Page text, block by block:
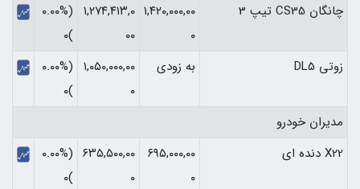
چانگان CS35 تیپ 3
۱,۴۲۰,۰۰۰,۰۰
۰
۱,۲۷۴,۴۱۳,۰
۰۰
(۰.۰۰%
)۰
زوتی DL5
به زودی
۱,۰۵۰,۰۰۰,۰۰
۰
(۰.۰۰%
)۰
مدیران خودرو
X22 دنده ای
۶۹۵,۰۰۰,۰۰
۰
۶۳۵,۵۰۰,۰۰
۰
(۰.۰۰%
)۰